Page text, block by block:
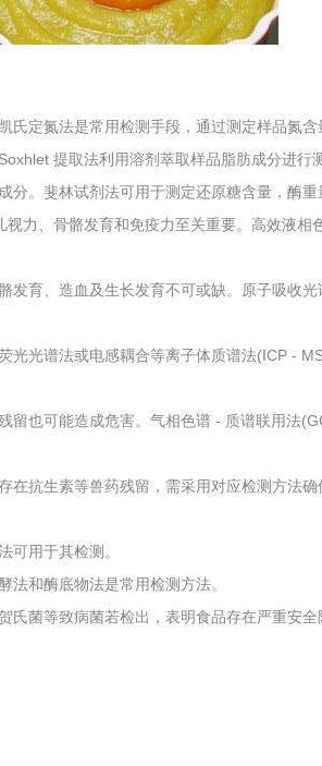
氏定氮法是常用检测手段，通过测定样品氮含
提取法利用溶剂萃取样品脂肪成分进行
分。斐林试剂法可用于测定还原糖含量，酶重
视力、骨骼发育和免疫力至关重要。高效液相
发育、造血及生长发育不可或缺。原子吸收光
光光谱法或电感耦合等离子体质谱法(ICP -
留也可能造成危害。气相色谱 - 质谱联用法
在抗生素等兽药残留，需采用对应检测方法确
可用于其检测。
法和酶底物法是常用检测方法。
氏菌等致病菌若检出，表明食品存在严重安